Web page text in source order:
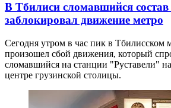
В Тбилиси сломавшийся состав
заблокировал движение метро
Сегодня утром в час пик в Тбилисском
произошел сбой движения, который
сломавшийся на станции "Руставели"
центре грузинской столицы.